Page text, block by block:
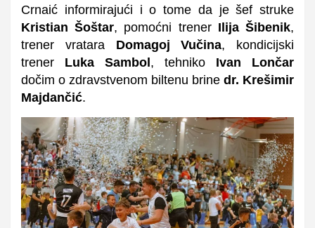
Crnaić informirajući i o tome da je šef struke
Kristian Šoštar, pomoćni trener Ilija Šibenik,
trener vratara Domagoj Vučina, kondicijski
trener Luka Sambol, tehniko Ivan Lončar
dočim o zdravstvenom biltenu brine dr. Krešimir
Majdančić.